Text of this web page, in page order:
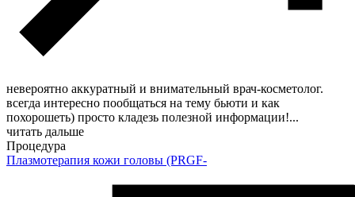
невероятно аккуратный и внимательный врач-косметолог.
всегда интересно пообщаться на тему бьюти и как
похорошеть) просто кладезь полезной информации!...
читать дальше
Процедура
Плазмотерапия кожи головы (PRGF-